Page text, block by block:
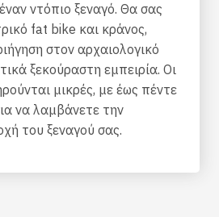
ντόπιο ξεναγό. Θα σας
fat bike και κράνος,
στον αρχαιολογικό
ξεκούραστη εμπειρία. Οι
μικρές, με έως πέντε
να λαμβάνετε την
του ξεναγού σας.